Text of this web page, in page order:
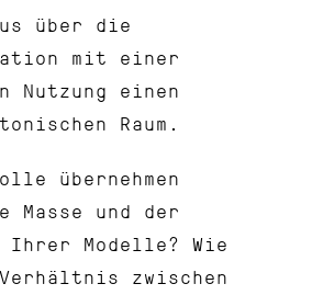
über die
mit einer
Nutzung einen
Raum.
übernehmen
Masse und der
Ihrer Modelle? Wie
zwischen